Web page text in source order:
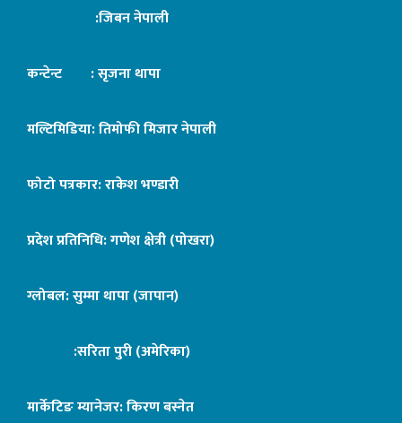
:जिबन नेपाली
कन्टेन्ट : सृजना थापा
मल्टिमिडिया: तिमोफी मिजार नेपाली
फोटो पत्रकार: राकेश भण्डारी
प्रदेश प्रतिनिधि: गणेश क्षेत्री (पोखरा)
ग्लोबल: सुम्मा थापा (जापान)
:सरिता पुरी (अमेरिका)
मार्केटिङ म्यानेजर: किरण बस्नेत